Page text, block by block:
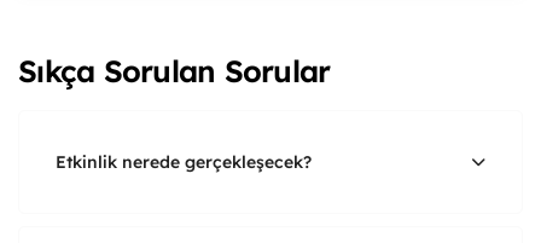
Sıkça Sorulan Sorular
Etkinlik nerede gerçekleşecek?